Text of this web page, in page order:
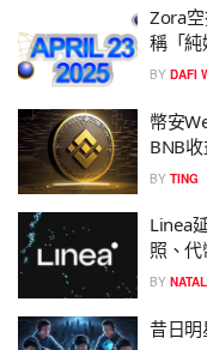
Zora
稱「
BY DAFI
幣安
BNB
BY TING
Linea
照、
BY
昔日明